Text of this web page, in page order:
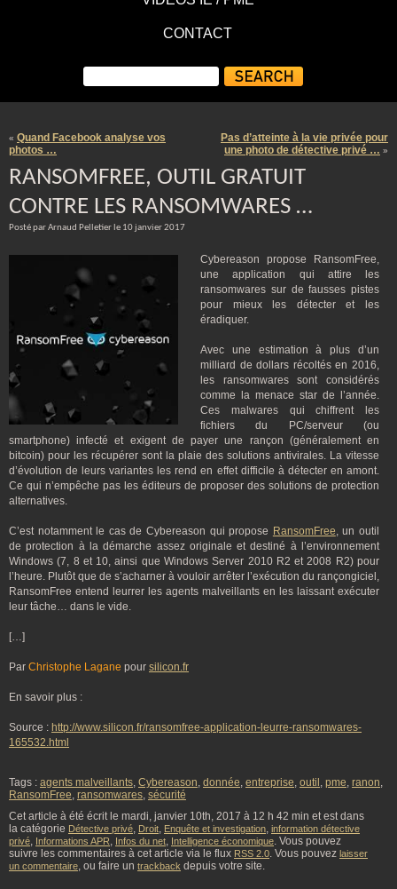
CONTACT
« Quand Facebook analyse vos
photos …
Pas d’atteinte à la vie privée pour
une photo de détective privé … »
RANSOMFREE, OUTIL GRATUIT
CONTRE LES RANSOMWARES …
Posté par Arnaud Pelletier le 10 janvier 2017
Cybereason propose RansomFree,
une application qui attire les
ransomwares sur de fausses pistes
pour mieux les détecter et les
éradiquer.
Avec une estimation à plus d’un
milliard de dollars récoltés en 2016,
les ransomwares sont considérés
comme la menace star de l’année.
Ces malwares qui chiffrent les
fichiers du PC/serveur (ou
smartphone) infecté et exigent de payer une rançon (généralement en
bitcoin) pour les récupérer sont la plaie des solutions antivirales. La vitesse
d’évolution de leurs variantes les rend en effet difficile à détecter en amont.
Ce qui n’empêche pas les éditeurs de proposer des solutions de protection
alternatives.
C’est notamment le cas de Cybereason qui propose RansomFree, un outil
de protection à la démarche assez originale et destiné à l’environnement
Windows (7, 8 et 10, ainsi que Windows Server 2010 R2 et 2008 R2) pour
l’heure. Plutôt que de s’acharner à vouloir arrêter l’exécution du rançongiciel,
RansomFree entend leurrer les agents malveillants en les laissant exécuter
leur tâche… dans le vide.
[…]
Par Christophe Lagane pour silicon.fr
En savoir plus :
Source : http://www.silicon.fr/ransomfree-application-leurre-ransomwares-
165532.html
Tags : agents malveillants, Cybereason, donnée, entreprise, outil , pme, ranon,
RansomFree, ransomwares, sécurité
Cet article à été écrit le mardi, janvier 10th, 2017 à 12 h 42 min et est dans
la catégorie Détective privé, Droit, Enquête et investigation, information détective
privé, Informations APR, Infos du net, Intelligence économique. Vous pouvez
suivre les commentaires à cet article via le flux RSS 2.0. Vous pouvez laisser
un commentaire, ou faire un trackback depuis votre site.